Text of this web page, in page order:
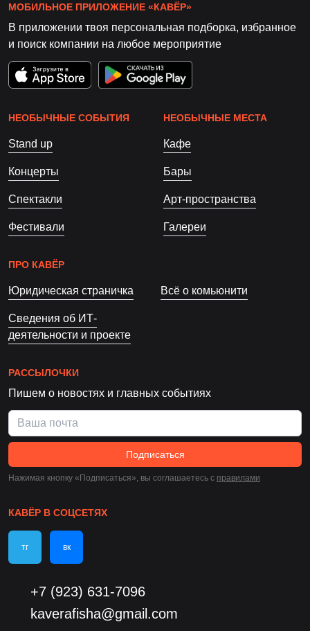
МОБИЛЬНОЕ ПРИЛОЖЕНИЕ «КАВЁР»
В приложении твоя персональная подборка, избранное
и поиск компании на любое мероприятие
НЕОБЫЧНЫЕ СОБЫТИЯ
Stand up
Концерты
Спектакли
Фестивали
НЕОБЫЧНЫЕ МЕСТА
Кафе
Бары
Арт-пространства
Галереи
ПРО КАВЁР
Юридическая страничка Всё о комьюнити
Сведения об ИТ-
деятельности и проекте
РАССЫЛОЧКИ
Пишем о новостях и главных событиях
Подписаться
Нажимая кнопку «Подписаться», вы соглашаетесь c правилами
КАВЁР В СОЦСЕТЯХ
тг вк
+7 (923) 631-7096
kaverafisha@gmail.com